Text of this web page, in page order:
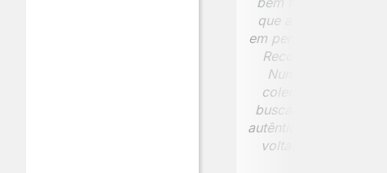
que a peça chegasse
em perfeitas
Recomendo a Jafet
Numismática para
colecionadores que
buscam peças raras
autênticas. Com
voltarei a comprar!”